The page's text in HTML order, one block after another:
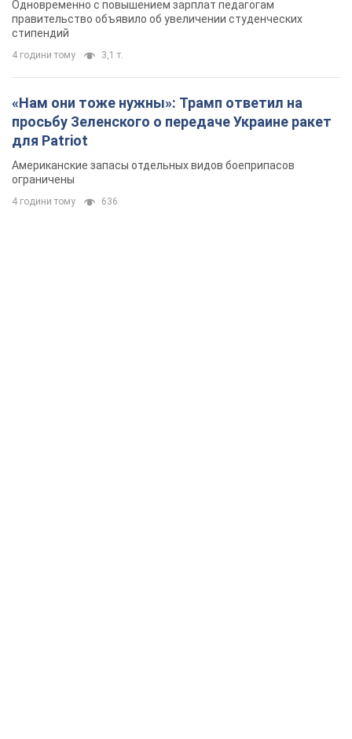
Одновременно с повышением зарплат педагогам
правительство объявило об увеличении студенческих
стипендий
4 години тому 3,1 т.
«Нам они тоже нужны»: Трамп ответил на
просьбу Зеленского о передаче Украине ракет
для Patriot
Американские запасы отдельных видов боеприпасов
ограничены
4 години тому 636